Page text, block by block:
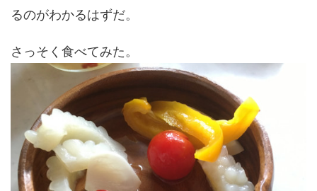
るのがわかるはずだ。
さっそく食べてみた。